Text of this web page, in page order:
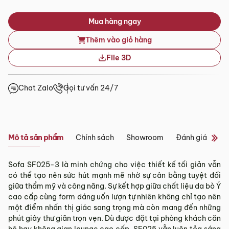
Mua hàng ngay
Thêm vào giỏ hàng
File 3D
Chat Zalo Gọi tư vấn 24/7
Mô tả sản phẩm Chính sách Showroom Đánh giá sản
Sofa SF025-3 là minh chứng cho việc thiết kế tối giản vẫn
có thể tạo nên sức hút mạnh mẽ nhờ sự cân bằng tuyệt đối
giữa thẩm mỹ và công năng. Sự kết hợp giữa chất liệu da bò Ý
cao cấp cùng form dáng uốn lượn tự nhiên không chỉ tạo nên
một điểm nhấn thị giác sang trọng mà còn mang đến những
phút giây thư giãn trọn vẹn. Dù được đặt tại phòng khách căn
phố
*Lưu ý:
khác nhau.
3.2. Chính sách giao hàng tại Hà Nội, Đà
Nẵng và TP. Hồ Chí Minh
Miễn phí giao hàng đối với đơn hàng giá trị ≥ ­2 triệu trên tất
cả các quận nội thành Hà Nội, Đà Nẵng và TP. Hồ Chí Minh.
Những đơn hàng giá trị < 2 triệu hoặc các đơn hàng ở
ngoại thành sẽ tính phí, tùy khu vực nhân viên kinh doanh
sẽ báo phí giao hàng cụ thể.
Showroom tại Đà Nẵng
– Địa chỉ:
Số 223 Lê Đình Lý, Phường Hòa Cường, Thành phố
Đà Nẵng
– Hotline:0942 90 2468
– Email:info@mychair.vn
–Showroom mở cửa từ 8h00 – 18h30 (các ngày từ Thứ 2 đến